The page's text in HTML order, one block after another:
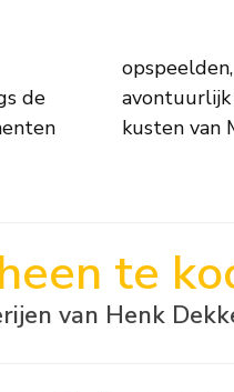
de
de
kusten van
te
van Henk